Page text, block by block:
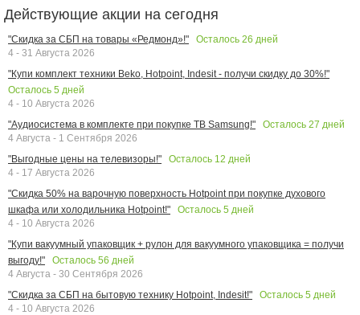
Действующие акции на сегодня
"Скидка за СБП на товары «Редмонд»!" Осталось 26 дней
4 - 31 Августа 2026
"Купи комплект техники Beko, Hotpoint, Indesit - получи скидку до 30%!"
Осталось 5 дней
4 - 10 Августа 2026
"Аудиосистема в комплекте при покупке ТВ Samsung!"
Осталось 27 дней
4 Августа - 1 Сентября 2026
"Выгодные цены на телевизоры!"
Осталось 12 дней
4 - 17 Августа 2026
"Скидка 50% на варочную поверхность Hotpoint при покупке духового
шкафа или холодильника Hotpoint!"
Осталось 5 дней
4 - 10 Августа 2026
"Купи вакуумный упаковщик + рулон для вакуумного упаковщика = получи
выгоду!"
Осталось 56 дней
4 Августа - 30 Сентября 2026
"Скидка за СБП на бытовую технику Hotpoint, Indesit!"
Осталось 5 дней
4 - 10 Августа 2026